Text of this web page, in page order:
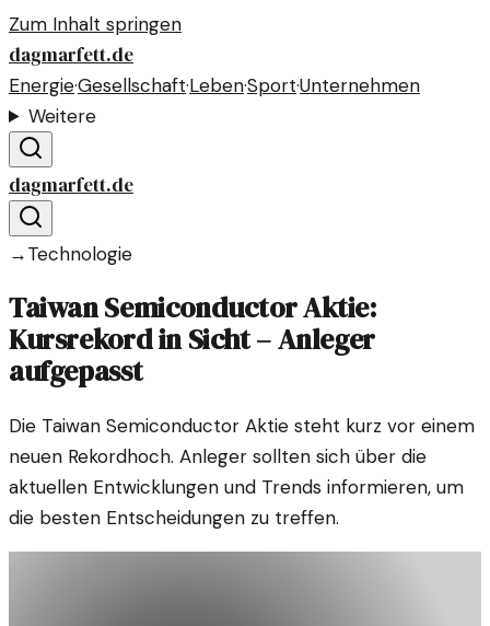
Zum Inhalt springen
dagmarfett.de
Energie·Gesellschaft·Leben·Sport·Unternehmen
Weitere
dagmarfett.de
→Technologie
Taiwan Semiconductor Aktie:
Kursrekord in Sicht – Anleger
aufgepasst
Die Taiwan Semiconductor Aktie steht kurz vor einem
neuen Rekordhoch. Anleger sollten sich über die
aktuellen Entwicklungen und Trends informieren, um
die besten Entscheidungen zu treffen.